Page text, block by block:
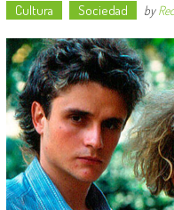
Cultura Sociedad by